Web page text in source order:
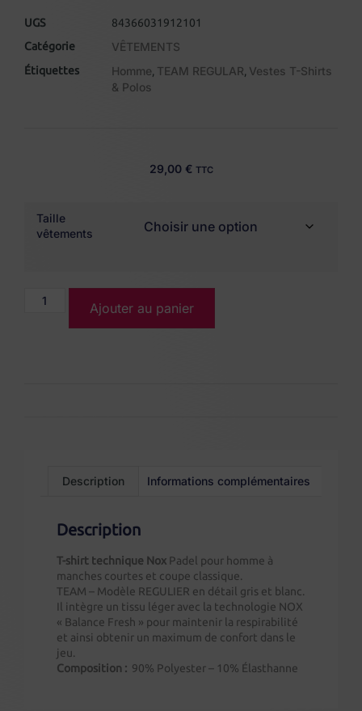
UGS
84366031912101
Catégorie
VÊTEMENTS
Étiquettes Homme, TEAM REGULAR, Vestes T-Shirts
& Polos
29,00 € TTC
Taille
vêtements
Ajouter au panier
Description Informations complémentaires
Description
T-shirt technique Nox Padel pour homme à
manches courtes et coupe classique.
TEAM – Modèle REGULIER en détail gris et blanc.
Il intègre un tissu léger avec la technologie NOX
« Balance Fresh » pour maintenir la respirabilité
et ainsi obtenir un maximum de confort dans le
jeu.
Composition : 90% Polyester – 10% Élasthanne